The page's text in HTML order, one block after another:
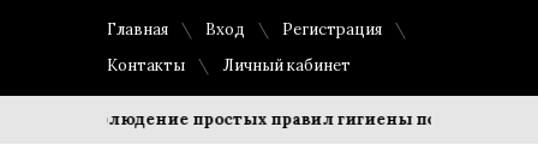
Главная Вход
Регистрация
Контакты
Личный кабинет
Соблюдение простых правил гигиены помогает